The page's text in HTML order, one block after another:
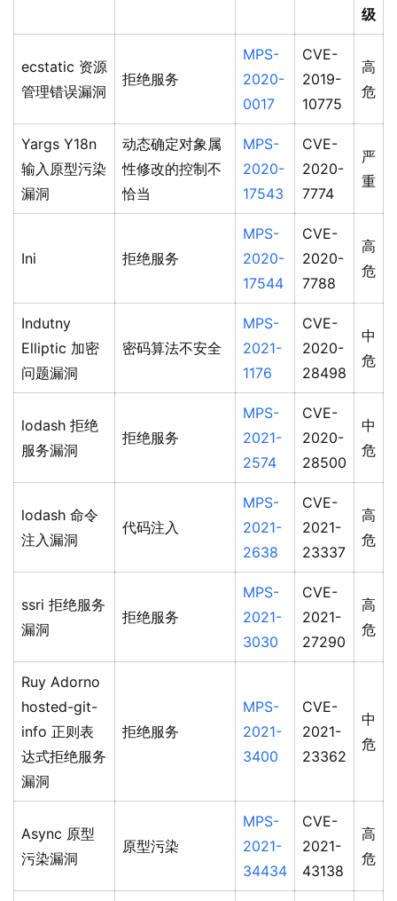
级
ecstatic 资源
管理错误漏洞
拒绝服务
MPS-
2020-
0017
CVE-
2019-
10775
高
危
Yargs Y18n
输入原型污染
漏洞
动态确定对象属
性修改的控制不
恰当
MPS-
2020-
17543
CVE-
2020-
7774
严
重
Ini 拒绝服务
MPS-
2020-
17544
CVE-
2020-
7788
高
危
Indutny
Elliptic 加密
问题漏洞
密码算法不安全
MPS-
2021-
1176
CVE-
2020-
28498
中
危
lodash 拒绝
服务漏洞
拒绝服务
MPS-
2021-
2574
CVE-
2020-
28500
中
危
lodash 命令
注入漏洞
代码注入
MPS-
2021-
2638
CVE-
2021-
23337
高
危
ssri 拒绝服务
漏洞
拒绝服务
MPS-
2021-
3030
CVE-
2021-
27290
高
危
Ruy Adorno
hosted-git-
info 正则表
达式拒绝服务
漏洞
拒绝服务
MPS-
2021-
3400
CVE-
2021-
23362
中
危
Async 原型
污染漏洞
原型污染
MPS-
2021-
34434
CVE-
2021-
43138
高
危